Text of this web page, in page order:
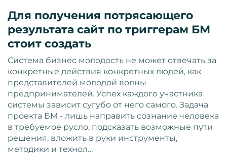
Для получения потрясающего
результата сайт по триггерам БМ
стоит создать
Система бизнес молодость не может отвечать за
конкретные действия конкретных людей, как
представителей молодой волны
предпринимателей. Успех каждого участника
системы зависит сугубо от него самого. Задача
проекта БМ - лишь направить сознание человека
в требуемое русло, подсказать возможные пути
решения, вложить в руки инструменты,
методики и технол…